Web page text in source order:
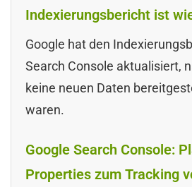
Indexierungsbericht ist
Google hat den
Search Console aktualisiert,
keine neuen Daten
waren.
Google Search Console:
Properties zum Tracking